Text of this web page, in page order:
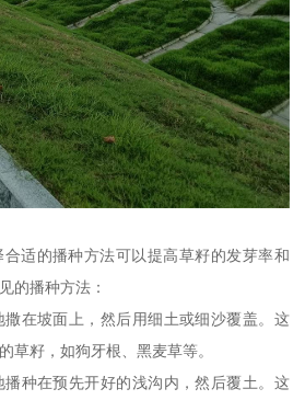
适的播种方法可以提高草籽的发芽率和
的播种方法：
在坡面上，然后用细土或细沙覆盖。这
草籽，如狗牙根、黑麦草等。
种在预先开好的浅沟内，然后覆土。这